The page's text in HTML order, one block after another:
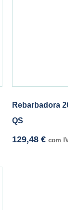
Rebarbadora
QS
129,48 € com